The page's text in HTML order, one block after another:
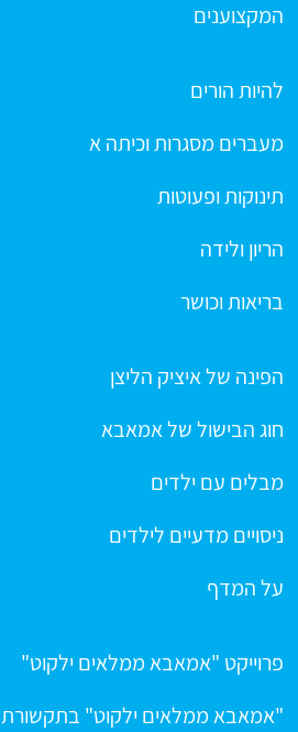
המקצוענים
להיות הורים
מעברים מסגרות וכיתה א
תינוקות ופעוטות
הריון ולידה
בריאות וכושר
הפינה של איציק הליצן
חוג הבישול של אמאבא
מבלים עם ילדים
ניסויים מדעיים לילדים
על המדף
פרוייקט "אמאבא ממלאים ילקוט"
"אמאבא ממלאים ילקוט" בתקשורת